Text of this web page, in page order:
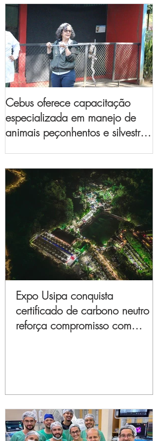
Cebus oferece capacitação
especializada em manejo de
animais peçonhentos e silvestres
Expo Usipa conquista
certificado de carbono neutro e
reforça compromisso com